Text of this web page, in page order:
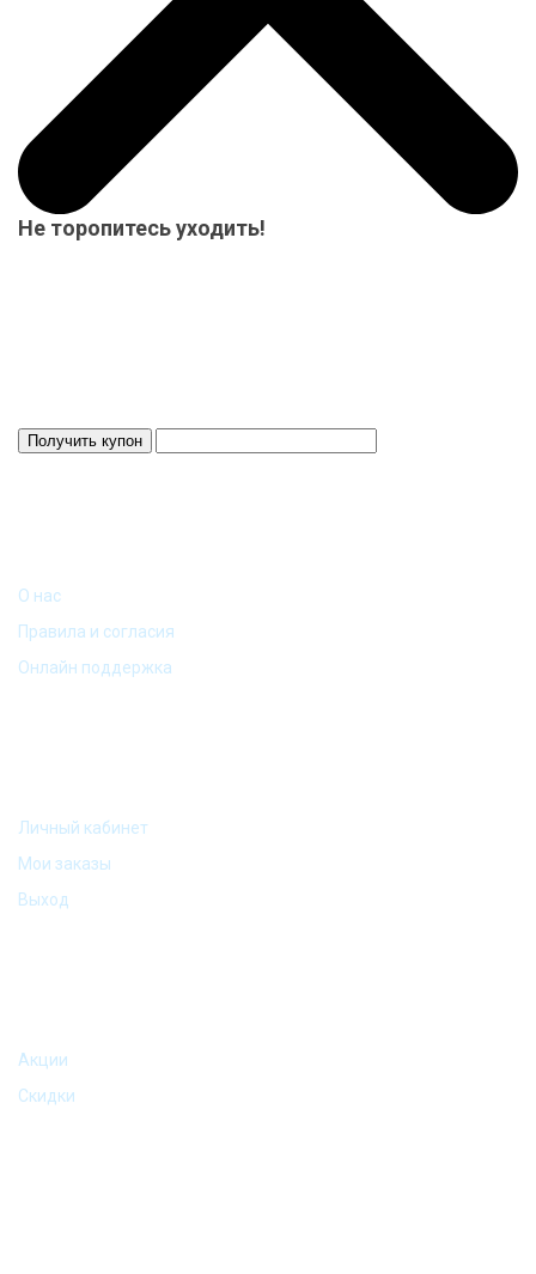
Не торопитесь уходить!
О нас
Правила и согласия
Онлайн поддержка
Личный кабинет
Мои заказы
Выход
Акции
Скидки